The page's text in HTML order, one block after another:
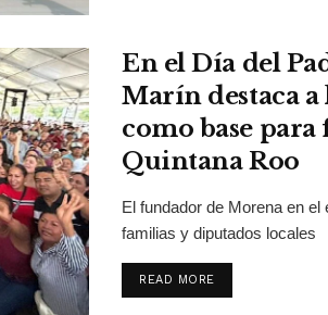
En el Día del
Marín destaca
como base
Quintana Roo
El fundador de Morena en
familias y diputados locales
READ MOREDETAILS